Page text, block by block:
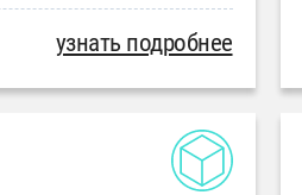
узнать подробнее